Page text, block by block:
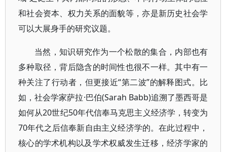
和社会资本、权力关系的面貌等，亦是新历史社会学
可以大展身手的研究议题。
当然，知识研究作为一个松散的集合，内部也有
多种取径，背后隐含的时间性也很不一样。其中有一
种关注了行动者，但更接近“第二波”的解释图式。比
如，社会学家萨拉·巴伯(Sarah Babb)追溯了墨西哥是
如何从20世纪50年代信奉马克思主义经济学，转变为
70年代之后信奉新自由主义经济学的。在此过程中，
核心的学术机构以及学术权威发生迁移，经济学家的